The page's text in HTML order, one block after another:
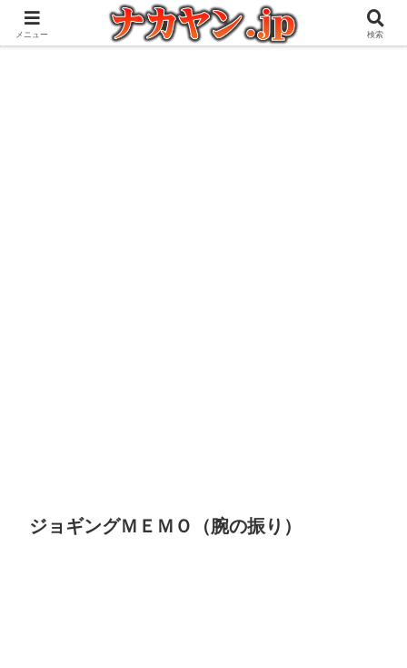
アウトドアとガジェット好きな管理人の愉快な日々を綴るブログ
ジョギングＭＥＭＯ（腕の振り）
メニュー 検索